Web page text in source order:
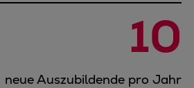
10
neue Auszubildende pro Jahr